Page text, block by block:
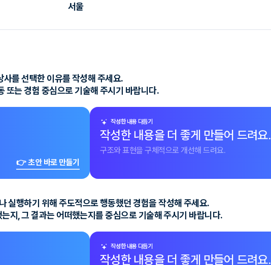
서울
를 선택한 이유를 작성해 주세요.
또는 경험 중심으로 기술해 주시기 바랍니다.
👉 초안 바로 만들기
작성한 내용 다듬기
작성한 내용을 더 좋게 만들어 드려요.
구조와 표현을 구체적으로 개선해 드려요.
실행하기 위해 주도적으로 행동했던 경험을 작성해 주세요.
지, 그 결과는 어떠했는지를 중심으로 기술해 주시기 바랍니다.
작성한 내용 다듬기
작성한 내용을 더 좋게 만들어 드려요.